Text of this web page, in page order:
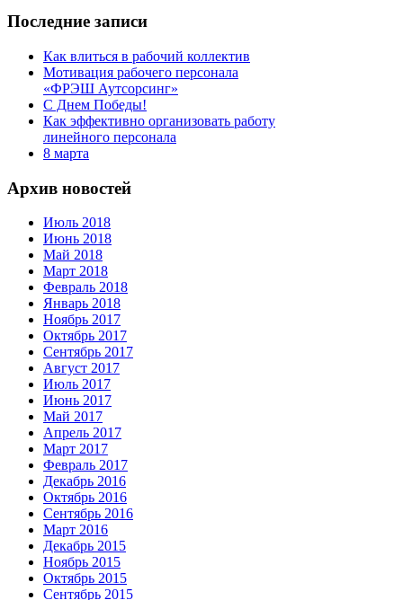
Последние записи
Как влиться в рабочий коллектив
Мотивация рабочего персонала
«ФРЭШ Аутсорсинг»
С Днем Победы!
Как эффективно организовать работу
линейного персонала
8 марта
Архив новостей
Июль 2018
Июнь 2018
Май 2018
Март 2018
Февраль 2018
Январь 2018
Ноябрь 2017
Октябрь 2017
Сентябрь 2017
Август 2017
Июль 2017
Июнь 2017
Май 2017
Апрель 2017
Март 2017
Февраль 2017
Декабрь 2016
Октябрь 2016
Сентябрь 2016
Март 2016
Декабрь 2015
Ноябрь 2015
Октябрь 2015
Сентябрь 2015